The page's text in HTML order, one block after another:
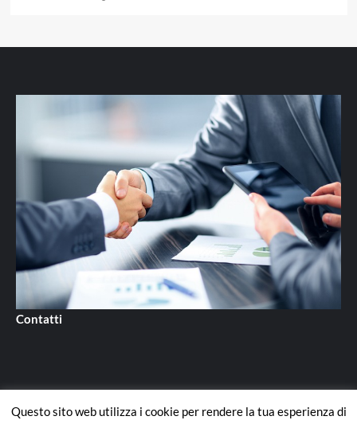
Contatti
Contatti
Questo sito web utilizza i cookie per rendere la tua esperienza di